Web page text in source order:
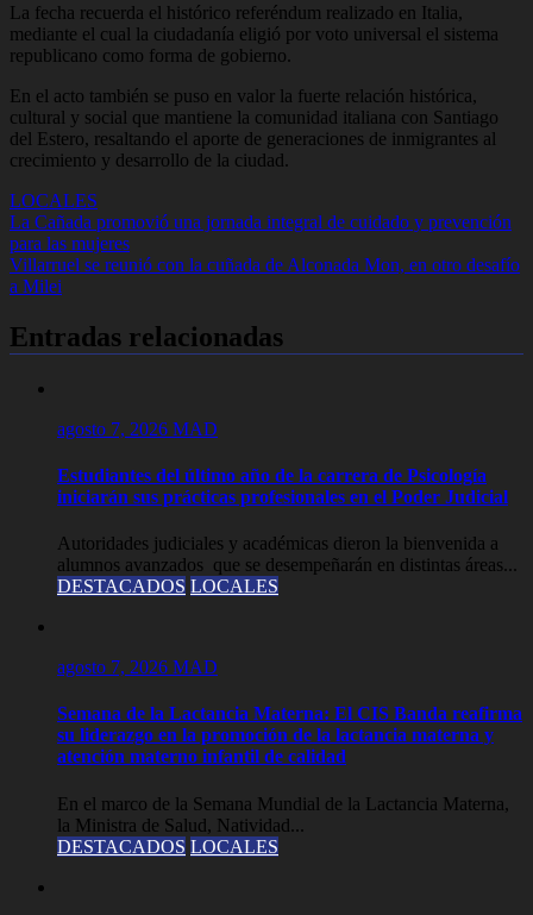
La fecha recuerda el histórico referéndum realizado en Italia,
mediante el cual la ciudadanía eligió por voto universal el sistema
republicano como forma de gobierno.
En el acto también se puso en valor la fuerte relación histórica,
cultural y social que mantiene la comunidad italiana con Santiago
del Estero, resaltando el aporte de generaciones de inmigrantes al
crecimiento y desarrollo de la ciudad.
LOCALES
Navegación
de
entradas
La Cañada promovió una jornada integral de cuidado y prevención
para las mujeres
Villarruel se reunió con la cuñada de Alconada Mon, en otro desafío
a Milei
Entradas relacionadas
agosto 7, 2026 MAD
Estudiantes del último año de la carrera de Psicología
iniciarán sus prácticas profesionales en el Poder Judicial
Autoridades judiciales y académicas dieron la bienvenida a
alumnos avanzados que se desempeñarán en distintas áreas...
DESTACADOS LOCALES
agosto 7, 2026 MAD
Semana de la Lactancia Materna: El CIS Banda reafirma
su liderazgo en la promoción de la lactancia materna y
atención materno infantil de calidad
En el marco de la Semana Mundial de la Lactancia Materna,
la Ministra de Salud, Natividad...
DESTACADOS LOCALES